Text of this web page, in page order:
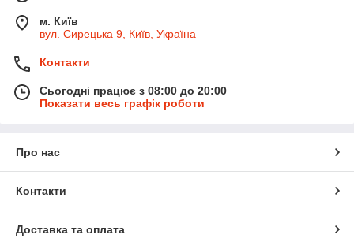
м. Київ
вул. Сирецька 9, Київ, Україна
Контакти
Сьогодні працює з 08:00 до 20:00
Показати весь графік роботи
Про нас
Контакти
Доставка та оплата